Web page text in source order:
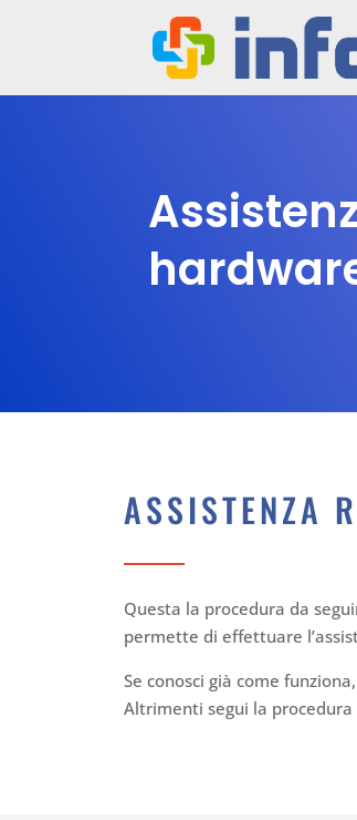
ASSISTENZA
Questa la procedura da
permette di effettuare
Se conosci già come
Altrimenti segui la procedura